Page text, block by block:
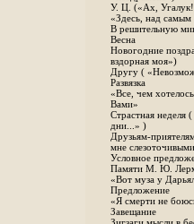
У. Ц. («Ах,
«Здесь, над
В решительную
Весна
Новогодние
вздорная моя»)
Другу (
Развязка
«Все, чем
Вами»
Страстная неделя
дни...» )
Друзьям-
мне
Условное
Памяти М. Ю.
«Вот муза у
Предложение
«Я смерти не
Завещание